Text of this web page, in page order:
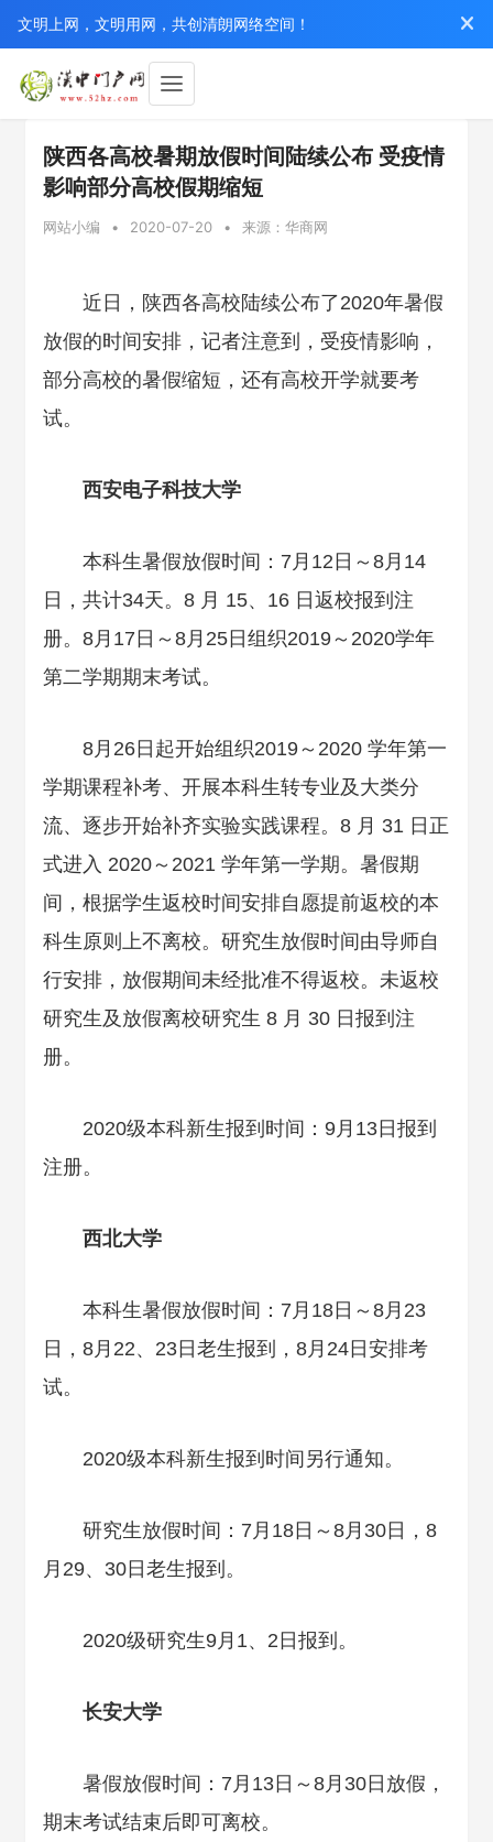
文明上网，文明用网，共创清朗网络空间！
陕西各高校暑期放假时间陆续公布 受疫情
影响部分高校假期缩短
网站小编 • 2020-07-20 • 来源：华商网
近日，陕西各高校陆续公布了2020年暑假
放假的时间安排，记者注意到，受疫情影响，
部分高校的暑假缩短，还有高校开学就要考
试。
西安电子科技大学
本科生暑假放假时间：7月12日～8月14
日，共计34天。8 月 15、16 日返校报到注
册。8月17日～8月25日组织2019～2020学年
第二学期期末考试。
8月26日起开始组织2019～2020 学年第一
学期课程补考、开展本科生转专业及大类分
流、逐步开始补齐实验实践课程。8 月 31 日正
式进入 2020～2021 学年第一学期。暑假期
间，根据学生返校时间安排自愿提前返校的本
科生原则上不离校。研究生放假时间由导师自
行安排，放假期间未经批准不得返校。未返校
研究生及放假离校研究生 8 月 30 日报到注
册。
2020级本科新生报到时间：9月13日报到
注册。
西北大学
本科生暑假放假时间：7月18日～8月23
日，8月22、23日老生报到，8月24日安排考
试。
2020级本科新生报到时间另行通知。
研究生放假时间：7月18日～8月30日，8
月29、30日老生报到。
2020级研究生9月1、2日报到。
长安大学
暑假放假时间：7月13日～8月30日放假，
期末考试结束后即可离校。